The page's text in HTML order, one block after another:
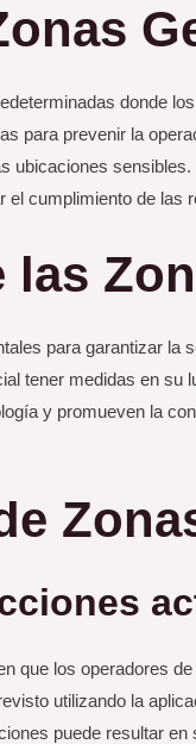
donde
para prevenir la
ubicaciones
cumplimiento de las
para garantizar la
tener medidas en
y promueven la
que los operadores
utilizando la
puede resultar